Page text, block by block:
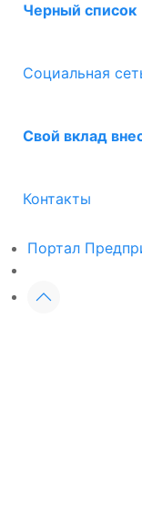
Черный список
Социальная
Свой вклад
Контакты
Портал